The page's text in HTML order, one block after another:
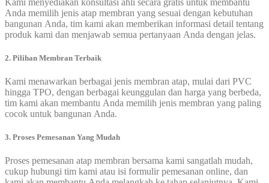
Anda memilih jenis atap membran yang sesuai dengan kebutuhan
bangunan Anda, tim kami akan memberikan informasi detail tentang
produk kami dan menjawab semua pertanyaan Anda dengan jelas.
2. Pilihan Membran Terbaik
Kami menawarkan berbagai jenis membran atap, mulai dari PVC
hingga TPO, dengan berbagai keunggulan dan harga yang berbeda,
tim kami akan membantu Anda memilih jenis membran yang paling
cocok untuk bangunan Anda.
3. Proses Pemesanan Yang Mudah
Proses pemesanan atap membran bersama kami sangatlah mudah,
cukup hubungi tim kami atau isi formulir pemesanan online, dan